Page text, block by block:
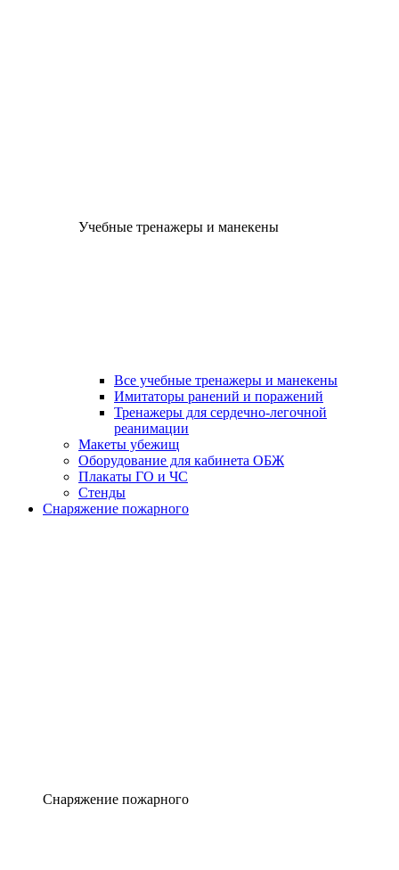
Учебные тренажеры и манекены
Все учебные тренажеры и манекены
Имитаторы ранений и поражений
Тренажеры для сердечно-легочной
реанимации
Макеты убежищ
Оборудование для кабинета ОБЖ
Плакаты ГО и ЧС
Стенды
Снаряжение пожарного
Снаряжение пожарного